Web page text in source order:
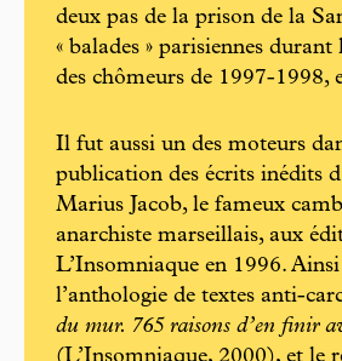
deux pas de la prison de la
« balades » parisiennes
des chômeurs de 1997-1998,
Il fut aussi un des moteurs
publication des écrits inédits
Marius Jacob, le fameux
anarchiste marseillais, aux
L’Insomniaque en 1996.
l’anthologie de textes anti-
du mur. 765 raisons d’en finir